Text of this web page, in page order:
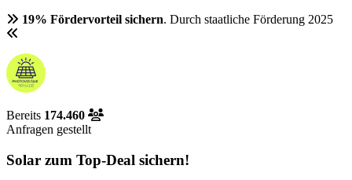
19% Fördervorteil sichern. Durch staatliche Förderung 2025
Bereits 174.460
Anfragen gestellt
Solar zum Top-Deal sichern!